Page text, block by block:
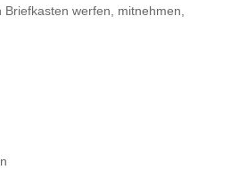
werfen, mitnehmen,